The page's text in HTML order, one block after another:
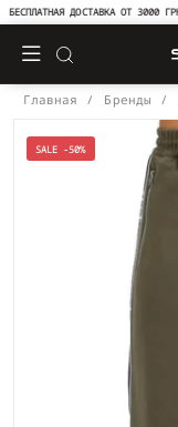
ДОСТАВКА ОТ 3000 ГРН
Главная Бренды
SALE -50%